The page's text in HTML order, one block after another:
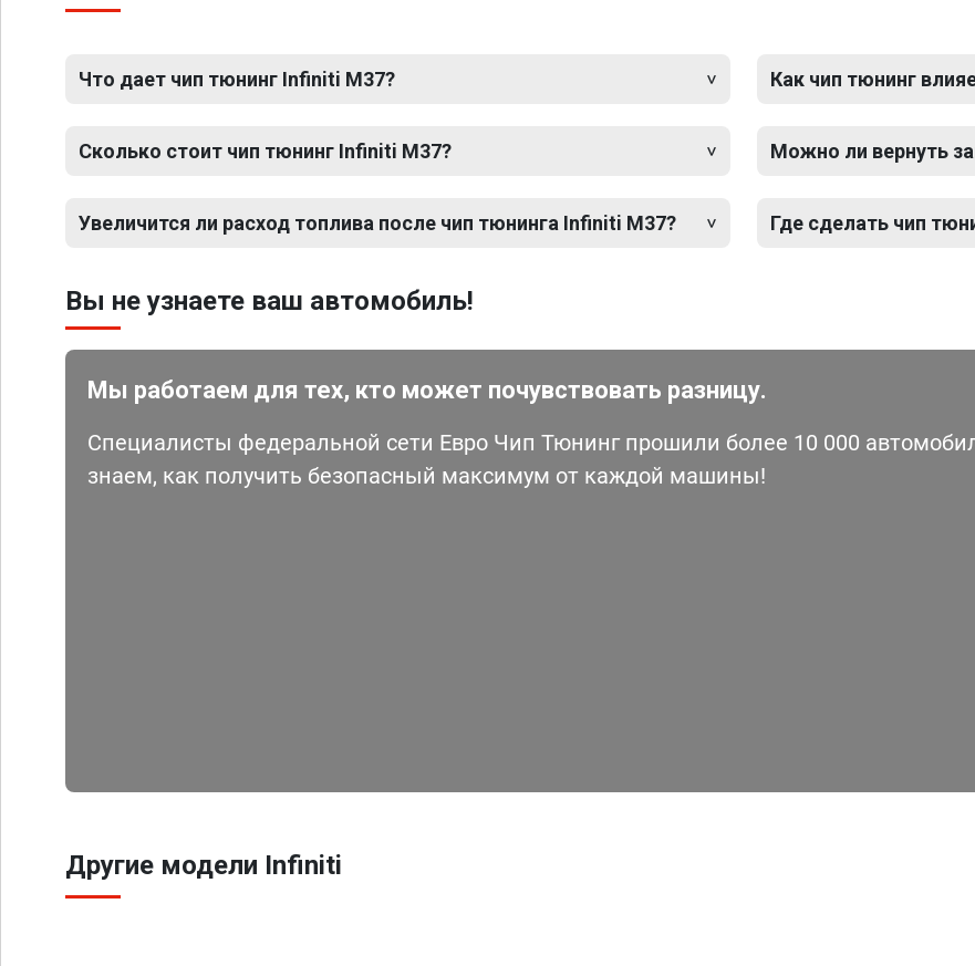
Что дает чип тюнинг Infiniti M37?
Сколько стоит чип тюнинг Infiniti M37?
Увеличится ли расход топлива после чип тюнинга Infiniti M37?
Как чип тюнинг
Можно ли вернуть
Где сделать чип
Вы не узнаете ваш автомобиль!
Мы работаем для тех, кто может почувствовать разницу.
Специалисты федеральной сети Евро Чип Тюнинг прошили более 10 000
знаем, как получить безопасный максимум от каждой машины!
Другие модели Infiniti